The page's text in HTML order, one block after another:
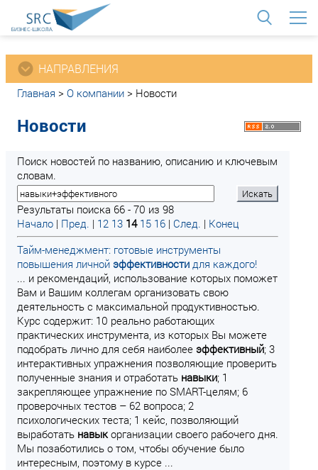
НАПРАВЛЕНИЯ
Главная > О компании > Новости
Новости
Поиск новостей по названию, описанию и ключевым
словам.
Результаты поиска 66 - 70 из 98
Начало | Пред. | 12 13 14 15 16 | След. | Конец
Тайм-менеджмент: готовые инструменты
повышения личной эффективности для каждого!
... и рекомендаций, использование которых поможет
Вам и Вашим коллегам организовать свою
деятельность с максимальной продуктивностью.
Курс содержит: 10 реально работающих
практических инструмента, из которых Вы можете
подобрать лично для себя наиболее эффективный; 3
интерактивных упражнения позволяющие проверить
полученные знания и отработать навыки; 1
закрепляющее упражнение по SMART-целям; 6
проверочных тестов – 62 вопроса; 2
психологических теста; 1 кейс, позволяющий
выработать навыкорганизации своего рабочего дня.
Мы позаботились о том, чтобы обучение было
интересным, поэтому в курсе ...